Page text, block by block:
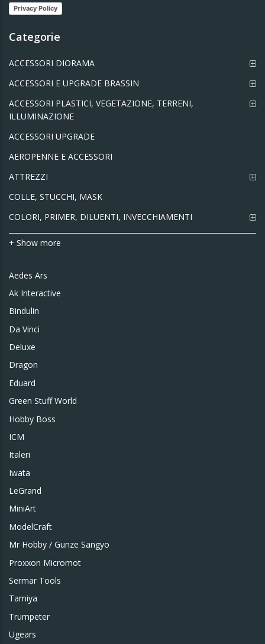
Privacy Policy
Categorie
ACCESSORI DIORAMA
ACCESSORI E UPGRADE BRASSIN
ACCESSORI PLASTICI, VEGETAZIONE, TERRENI,
ILLUMINAZIONE
ACCESSORI UPGRADE
AEROPENNE E ACCESSORI
ATTREZZI
COLLE, STUCCHI, MASK
COLORI, PRIMER, DILUENTI, INVECCHIAMENTI
+ Show more
Aedes Ars
Ak Interactive
Bindulin
Da Vinci
Deluxe
Dragon
Eduard
Green Stuff World
Hobby Boss
ICM
Italeri
Iwata
LeGrand
MiniArt
ModelCraft
Mr Hobby / Gunze Sangyo
Proxxon Micromot
Sermar Tools
Tamiya
Trumpeter
Ugears